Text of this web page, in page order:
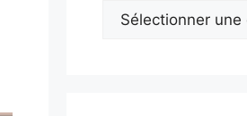
Catégories